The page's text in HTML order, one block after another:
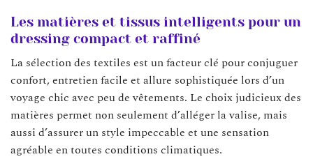
Les matières et tissus intelligents pour un
dressing compact et raffiné
La sélection des textiles est un facteur clé pour conjuguer
confort, entretien facile et allure sophistiquée lors d’un
voyage chic avec peu de vêtements. Le choix judicieux des
matières permet non seulement d’alléger la valise, mais
aussi d’assurer un style impeccable et une sensation
agréable en toutes conditions climatiques.